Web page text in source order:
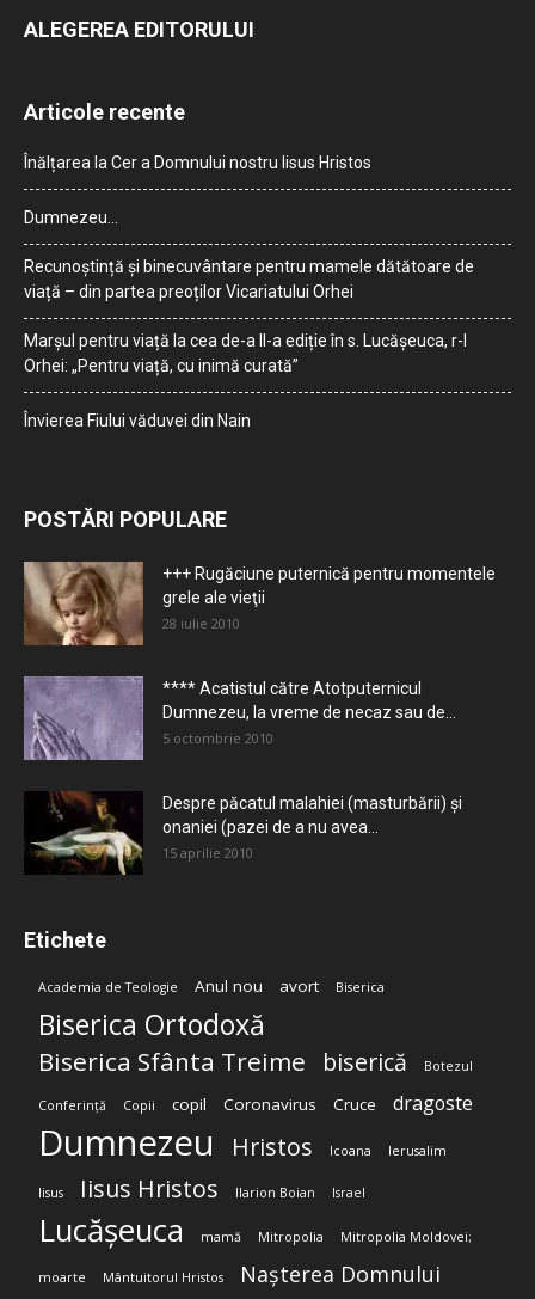
ALEGEREA EDITORULUI
Articole recente
Înălțarea la Cer a Domnului nostru Iisus Hristos
Dumnezeu…
Recunoștință și binecuvântare pentru mamele dătătoare de
viață – din partea preoților Vicariatului Orhei
Marșul pentru viață la cea de-a II-a ediție în s. Lucășeuca, r-l
Orhei: „Pentru viață, cu inimă curată”
Învierea Fiului văduvei din Nain
POSTĂRI POPULARE
+++ Rugăciune puternică pentru momentele
grele ale vieţii
28 iulie 2010
**** Acatistul către Atotputernicul
Dumnezeu, la vreme de necaz sau de...
5 octombrie 2010
Despre păcatul malahiei (masturbării) şi
onaniei (pazei de a nu avea...
15 aprilie 2010
Etichete
Academia de Teologie Anul nou avort Biserica
Biserica Ortodoxă
Biserica Sfânta Treime biserică Botezul
Conferință Copii copil Coronavirus Cruce dragoste
Dumnezeu Hristos Icoana Ierusalim
Iisus Iisus Hristos Ilarion Boian Israel
Lucășeuca mamă Mitropolia Mitropolia Moldovei;
moarte Mântuitorul Hristos Nașterea Domnului